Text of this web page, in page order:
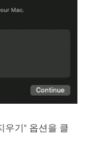
우기" 옵션을 클